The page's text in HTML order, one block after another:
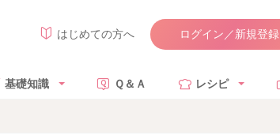
はじめての方へ ログイン／新規登録
基礎知識 Ｑ＆Ａ レシピ